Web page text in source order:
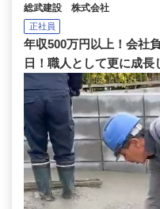
総武建設 株式会社
正社員
年収500万円以上！会社
日！職人として更に成